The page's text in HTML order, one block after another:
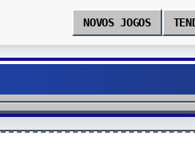
NOVOS JOGOS